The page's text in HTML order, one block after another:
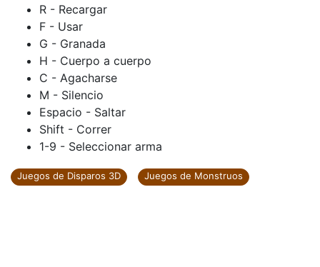
R - Recargar
F - Usar
G - Granada
H - Cuerpo a cuerpo
C - Agacharse
M - Silencio
Espacio - Saltar
Shift - Correr
1-9 - Seleccionar arma
Juegos de Disparos 3D Juegos de Monstruos